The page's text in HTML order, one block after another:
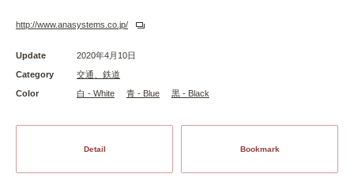
http://www.anasystems.co.jp/
Update
2020年4月10日
Category
交通、鉄道
Color
白 - White 青 - Blue 黒 - Black
Detail Bookmark